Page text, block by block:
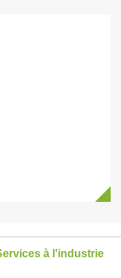
à l'industrie